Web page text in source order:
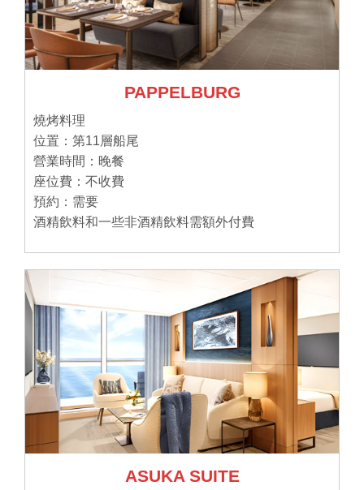
PAPPELBURG
燒烤料理
位置：第11層船尾
營業時間：晚餐
座位費：不收費
預約：需要
酒精飲料和一些非酒精飲料需額外付費
ASUKA SUITE